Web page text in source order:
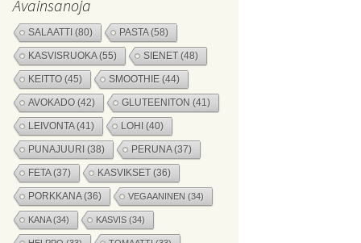
Avainsanoja
SALAATTI (80) PASTA(58)
KASVISRUOKA(55) SIENET (48)
KEITTO (45) SMOOTHIE (44)
AVOKADO (42) GLUTEENITON (41)
LEIVONTA(41) LOHI (40)
PUNAJUURI (38) PERUNA(37)
FETA(37) KASVIKSET (36)
PORKKANA(36) VEGAANINEN (34)
KANA(34) KASVIS (34)